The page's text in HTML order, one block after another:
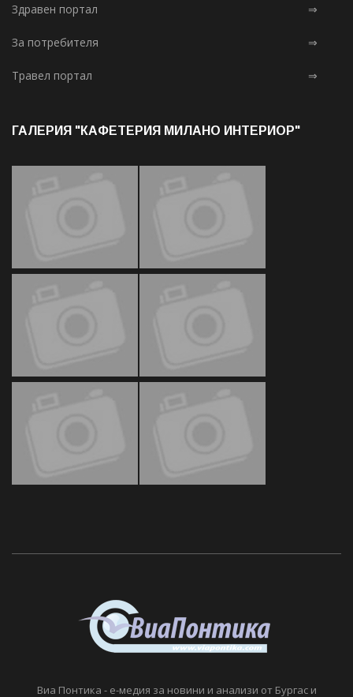
Здравен портал ⇒
За потребителя ⇒
Травел портал ⇒
ГАЛЕРИЯ "КАФЕТЕРИЯ МИЛАНО ИНТЕРИОР"
Виа Понтика - е-медия за новини и анализи от Бургас и